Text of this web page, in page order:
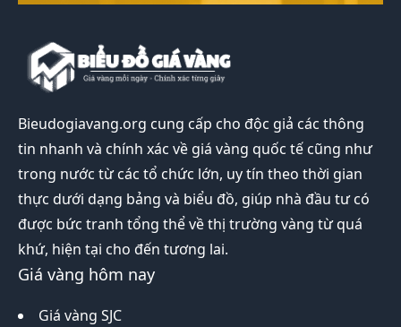
Bieudogiavang.org cung cấp cho độc giả các thông
tin nhanh và chính xác về giá vàng quốc tế cũng như
trong nước từ các tổ chức lớn, uy tín theo thời gian
thực dưới dạng bảng và biểu đồ, giúp nhà đầu tư có
được bức tranh tổng thể về thị trường vàng từ quá
khứ, hiện tại cho đến tương lai.
Giá vàng hôm nay
Giá vàng SJC